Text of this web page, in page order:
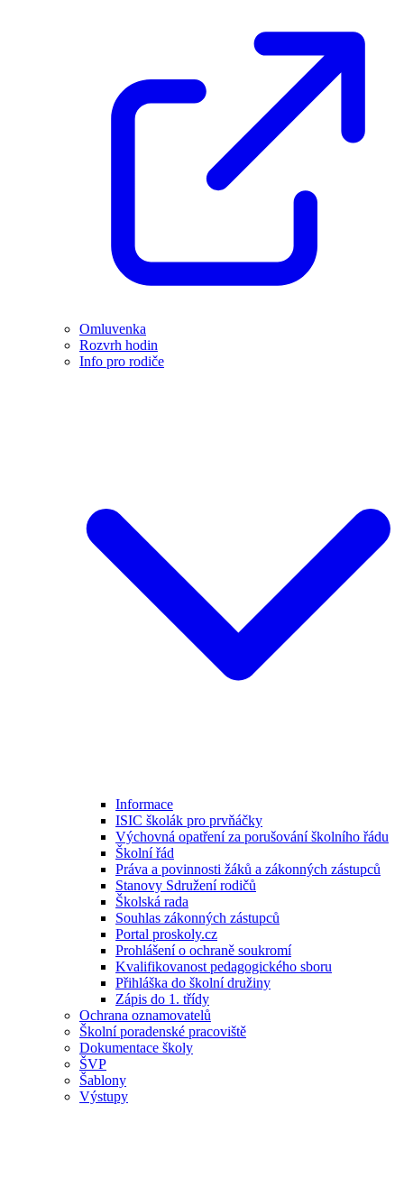
Omluvenka
Rozvrh hodin
Info pro rodiče
Informace
ISIC školák pro prvňáčky
Výchovná opatření za porušování školního řádu
Školní řád
Práva a povinnosti žáků a zákonných zástupců
Stanovy Sdružení rodičů
Školská rada
Souhlas zákonných zástupců
Portal proskoly.cz
Prohlášení o ochraně soukromí
Kvalifikovanost pedagogického sboru
Přihláška do školní družiny
Zápis do 1. třídy
Ochrana oznamovatelů
Školní poradenské pracoviště
Dokumentace školy
ŠVP
Šablony
Výstupy